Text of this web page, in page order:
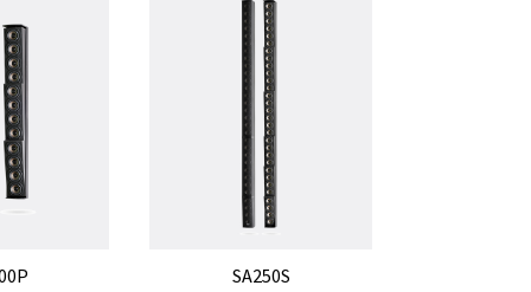
SA250S